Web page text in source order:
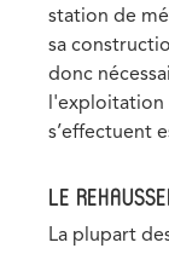
station de
sa
donc
l'exploitation
s’effectuent
LE
La plupart